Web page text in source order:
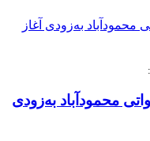
نیروگاه ۵۰۰ مگاواتی محمودآباد به‌زودی